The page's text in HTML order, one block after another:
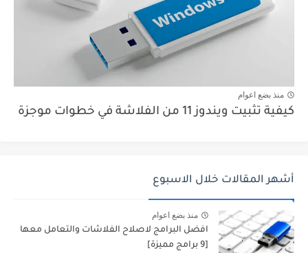
منذ بضع اعوام
كيفية تثبيت ويندوز 11 من الفلاشة في خطوات موجزة
أشهر المقالات خلال الاسبوع
منذ بضع اعوام
افضل البرامج لاصلاح الفلاشات والتعامل معها
[9 برامج مميزة]